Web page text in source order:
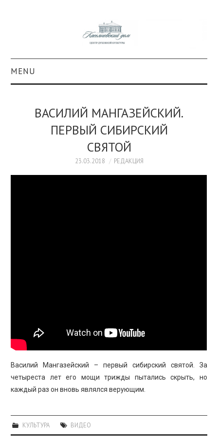
MENU
КОЛЛЕКЦИИ
ВАСИЛИЙ МАНГАЗЕЙСКИЙ.
ПЕРВЫЙ СИБИРСКИЙ
СВЯТОЙ
23.03.2018 РЕДАКЦИЯ
Василий Мангазейский – первый сибирский святой. За
четыреста лет его мощи трижды пытались скрыть, но
каждый раз он вновь являлся верующим.
КУЛЬТУРА ВИДЕО